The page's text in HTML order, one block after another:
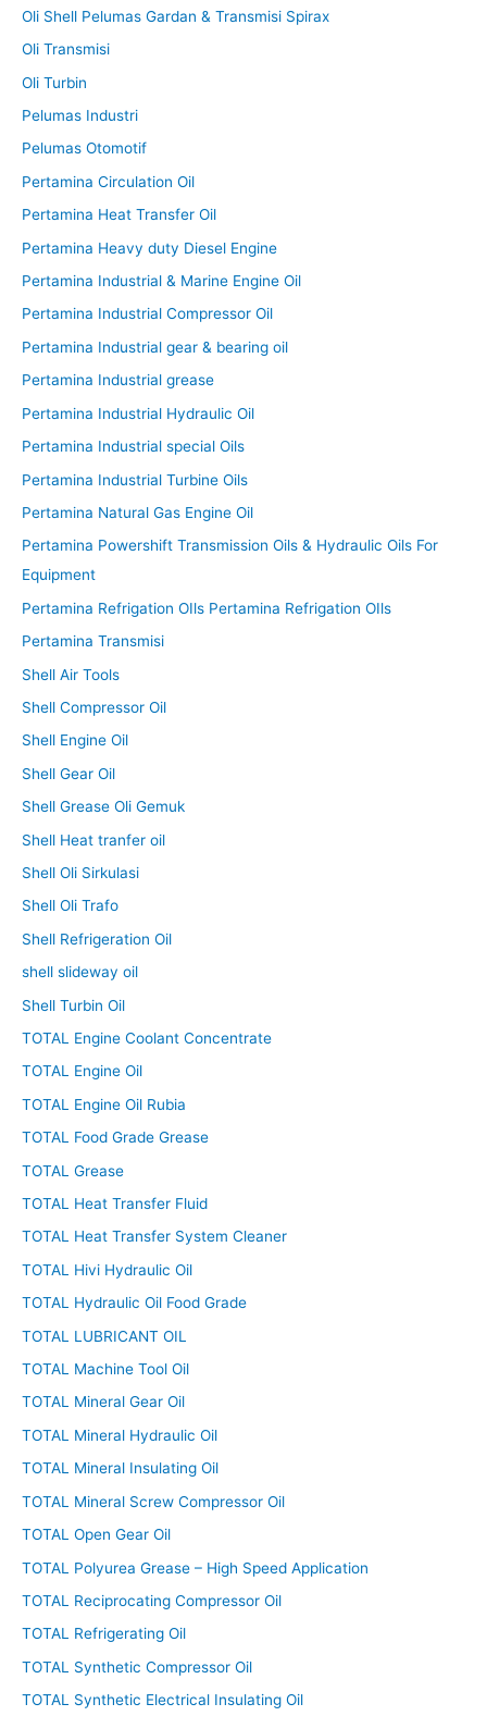
Oli Shell Pelumas Gardan & Transmisi Spirax
Oli Transmisi
Oli Turbin
Pelumas Industri
Pelumas Otomotif
Pertamina Circulation Oil
Pertamina Heat Transfer Oil
Pertamina Heavy duty Diesel Engine
Pertamina Industrial & Marine Engine Oil
Pertamina Industrial Compressor Oil
Pertamina Industrial gear & bearing oil
Pertamina Industrial grease
Pertamina Industrial Hydraulic Oil
Pertamina Industrial special Oils
Pertamina Industrial Turbine Oils
Pertamina Natural Gas Engine Oil
Pertamina Powershift Transmission Oils & Hydraulic Oils For
Equipment
Pertamina Refrigation OIls Pertamina Refrigation OIls
Pertamina Transmisi
Shell Air Tools
Shell Compressor Oil
Shell Engine Oil
Shell Gear Oil
Shell Grease Oli Gemuk
Shell Heat tranfer oil
Shell Oli Sirkulasi
Shell Oli Trafo
Shell Refrigeration Oil
shell slideway oil
Shell Turbin Oil
TOTAL Engine Coolant Concentrate
TOTAL Engine Oil
TOTAL Engine Oil Rubia
TOTAL Food Grade Grease
TOTAL Grease
TOTAL Heat Transfer Fluid
TOTAL Heat Transfer System Cleaner
TOTAL Hivi Hydraulic Oil
TOTAL Hydraulic Oil Food Grade
TOTAL LUBRICANT OIL
TOTAL Machine Tool Oil
TOTAL Mineral Gear Oil
TOTAL Mineral Hydraulic Oil
TOTAL Mineral Insulating Oil
TOTAL Mineral Screw Compressor Oil
TOTAL Open Gear Oil
TOTAL Polyurea Grease – High Speed Application
TOTAL Reciprocating Compressor Oil
TOTAL Refrigerating Oil
TOTAL Synthetic Compressor Oil
TOTAL Synthetic Electrical Insulating Oil